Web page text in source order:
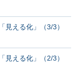
える化」（3/3）
える化」（2/3）